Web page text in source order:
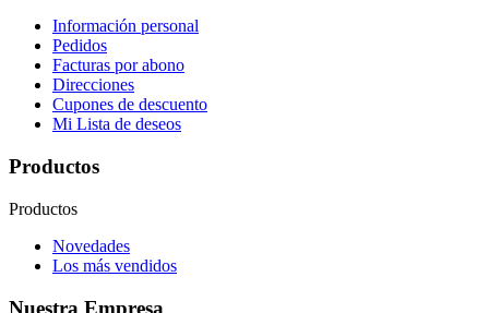
Información personal
Pedidos
Facturas por abono
Direcciones
Cupones de descuento
Mi Lista de deseos
Productos
Productos
Novedades
Los más vendidos
Nuestra Empresa